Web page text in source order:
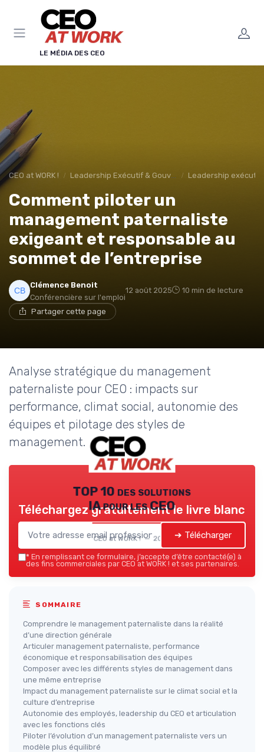
LE MÉDIA DES CEO
CEO at WORK ! Leadership Exécutif & Gouvernance Leadership exécutif
Comment piloter un
management paternaliste
exigeant et responsable au
sommet de l’entreprise
Clémence Benoit
Conférencière sur l'emploi
12 août 2025 10 min de lecture
Partager cette page
Analyse stratégique du management
paternaliste pour CEO : impacts sur
performance, climat social, autonomie des
équipes et pilotage des styles de
management.
TOP 10 des solutions
IA pour les CEO
CEO at WORK ! — 2026
Téléchargez gratuitement le livre blanc
➔ Télécharger
* En remplissant ce formulaire, j’accepte d’être contacté(e) à
des fins commerciales par CEO at WORK ! et ses partenaires.
SOMMAIRE
Comprendre le management paternaliste dans la réalité
d’une direction générale
Articuler management paternaliste, performance
économique et responsabilisation des équipes
Composer avec les différents styles de management dans
une même entreprise
Impact du management paternaliste sur le climat social et la
culture d’entreprise
Autonomie des employés, leadership du CEO et articulation
avec les fonctions clés
Piloter l’évolution d’un management paternaliste vers un
modèle plus équilibré
Panneau de gestion des cookies